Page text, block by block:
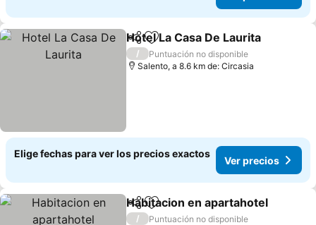
CompartirAgregar a favoritos
Hotel La Casa De Laurita
/
Puntuación no disponible
Salento, a 8.6 km de: Circasia
Elige fechas para ver los precios exactos
Ver precios
CompartirAgregar a favoritos
Habitacion en apartahotel
/
Puntuación no disponible